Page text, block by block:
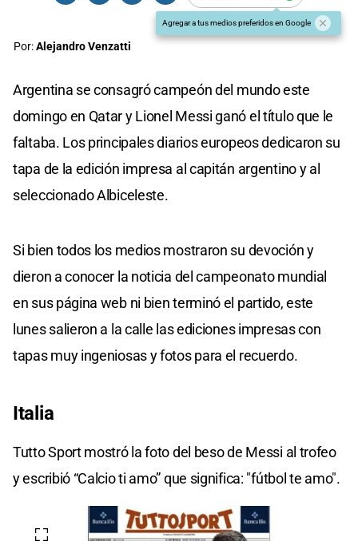
Agregar a tus medios preferidos en Google
Por:Alejandro Venzatti
Argentina se consagró campeón del mundo este
domingo en Qatar y Lionel Messi ganó el título que le
faltaba. Los principales diarios europeos dedicaron su
tapa de la edición impresa al capitán argentino y al
seleccionado Albiceleste.
Si bien todos los medios mostraron su devoción y
dieron a conocer la noticia del campeonato mundial
en sus página web ni bien terminó el partido, este
lunes salieron a la calle las ediciones impresas con
tapas muy ingeniosas y fotos para el recuerdo.
Italia
Tutto Sport mostró la foto del beso de Messi al trofeo
y escribió “Calcio ti amo” que significa: "fútbol te amo".